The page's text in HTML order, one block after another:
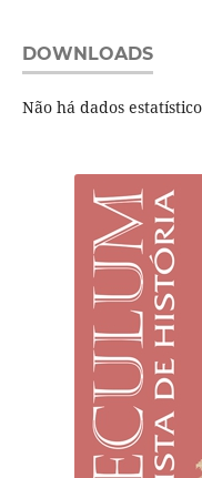
DOWNLOADS
Não há dados